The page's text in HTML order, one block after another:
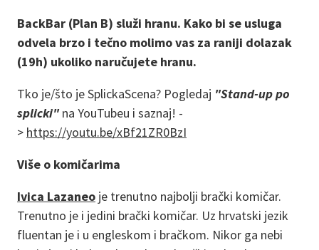
BackBar (Plan B) služi hranu. Kako bi se usluga
odvela brzo i tečno molimo vas za raniji dolazak
(19h) ukoliko naručujete hranu.
Tko je/što je SplickaScena? Pogledaj "Stand-up po
splicki"na YouTubeu i saznaj! -
> https://youtu.be/xBf21ZR0BzI
Više o komičarima
Ivica Lazaneo je trenutno najbolji brački komičar.
Trenutno je i jedini brački komičar. Uz hrvatski jezik
fluentan je i u engleskom i bračkom. Nikor ga nebi